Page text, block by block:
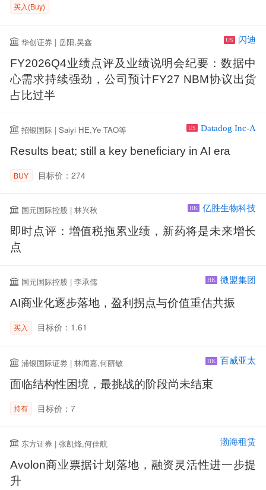
买入(Buy)
华创证券 | 岳阳,吴鑫 US 闪迪
FY2026Q4业绩点评及业绩说明会纪要：数据中
心需求持续强劲，公司预计FY27 NBM协议出货
占比过半
招银国际 | Saiyi HE,Ye TAO等 US Datadog Inc-A
Results beat; still a key beneficiary in AI era
BUY 目标价：274
国元国际控股 | 林兴秋 HK 亿胜生物科技
即时点评：增值税拖累业绩，新药将是未来增长
点
国元国际控股 | 李承儒 HK 微盟集团
AI商业化逐步落地，盈利拐点与价值重估共振
买入 目标价：1.61
浦银国际证券 | 林闻嘉,何丽敏 HK 百威亚太
面临结构性困境，最挑战的阶段尚未结束
持有 目标价：7
东方证券 | 张凯烽,何佳航 渤海租赁
Avolon商业票据计划落地，融资灵活性进一步提
升